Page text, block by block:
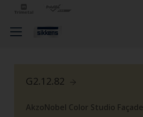
G2.12.82
AkzoNobel Color Studio Façade